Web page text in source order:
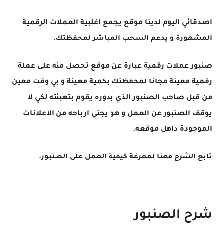
اصدقائي اليوم لدينا موقع يجمع اغلبية العملات الرقمية
المشهورة و يدعم السحب المباشر لمحفظتك.
صنبور عملات رقمية عبارة عن موقع تحصل منه على عملة
رقمية معينة مجانا لمحفظتك بكمية معينة و بي وقت معين
من قبل صاحب الصنبور الذي بدوره يقوم بتعبئته لكي لا
يوقف الصنبور عن العمل و هو يجني ارباحه من الاعلانات
الموجودة داهل موقعه.
تابع الشرح معنا لمعرغة كيفية العمل على الصنبور.
شرح الصنبور